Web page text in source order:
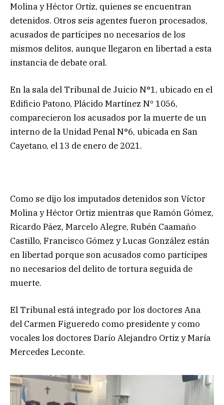
Molina y Héctor Ortíz, quienes se encuentran
detenidos. Otros seis agentes fueron procesados,
acusados de partícipes no necesarios de los
mismos delitos, aunque llegaron en libertad a esta
instancia de debate oral.
En la sala del Tribunal de Juicio N°1, ubicado en el
Edificio Patono, Plácido Martínez Nº 1056,
comparecieron los acusados por la muerte de un
interno de la Unidad Penal N°6, ubicada en San
Cayetano, el 13 de enero de 2021.
Como se dijo los imputados detenidos son Víctor
Molina y Héctor Ortiz mientras que Ramón Gómez,
Ricardo Páez, Marcelo Alegre, Rubén Caamaño
Castillo, Francisco Gómez y Lucas González están
en libertad porque son acusados como partícipes
no necesarios del delito de tortura seguida de
muerte.
El Tribunal está integrado por los doctores Ana
del Carmen Figueredo como presidente y como
vocales los doctores Darío Alejandro Ortiz y María
Mercedes Leconte.